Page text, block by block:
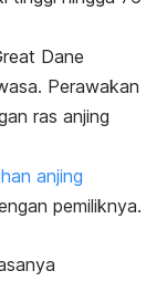
Dane
Perawakan
ras anjing
anjing
pemiliknya.